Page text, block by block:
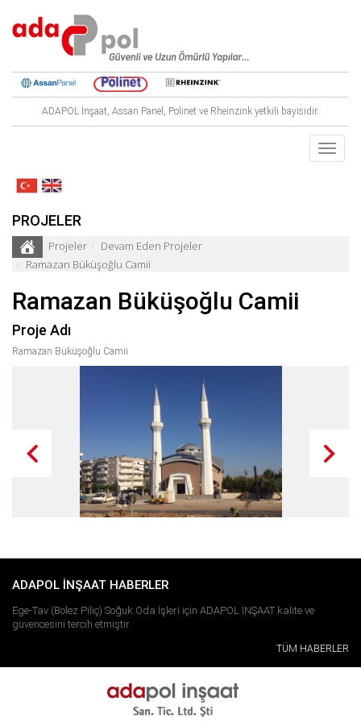
ADAPOL İnşaat, Assan Panel, Polinet ve Rheinzink yetkili bayisidir.
Toggle
PROJELER
Projeler
Devam Eden Projeler
Ramazan Büküşoğlu Camii
Ramazan Büküşoğlu Camii
Proje Adı
Ramazan Büküşoğlu Camii
ADAPOL İNŞAAT HABERLER
Ege-Tav (Bolez Piliç) Soğuk Oda İşleri için ADAPOL İNŞAAT kalite ve
güvencesini tercih etmiştir.
TÜM HABERLER